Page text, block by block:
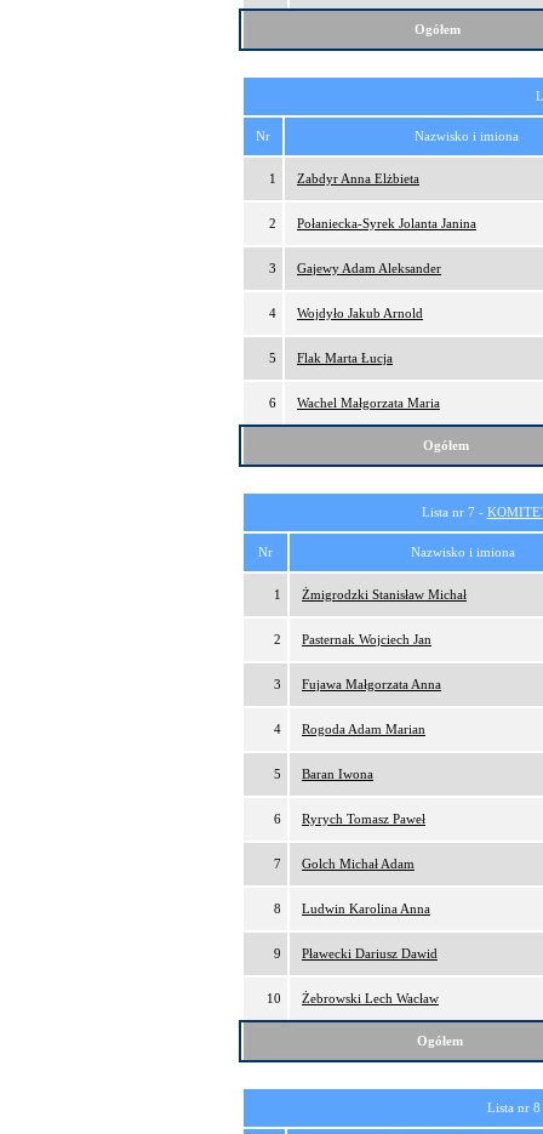
Ogółem
Nr Nazwisko i imiona
1 Zabdyr Anna Elżbieta
2 Połaniecka-Syrek Jolanta Janina
3 Gajewy Adam Aleksander
4 Wojdyło Jakub Arnold
5 Flak Marta Łucja
6 Wachel Małgorzata Maria
Ogółem
Lista nr 7 -
Nr Nazwisko i imiona
1 Żmigrodzki Stanisław Michał
2 Pasternak Wojciech Jan
3 Fujawa Małgorzata Anna
4 Rogoda Adam Marian
5 Baran Iwona
6 Ryrych Tomasz Paweł
7 Golch Michał Adam
8 Ludwin Karolina Anna
9 Pławecki Dariusz Dawid
10 Żebrowski Lech Wacław
Ogółem
Lista nr